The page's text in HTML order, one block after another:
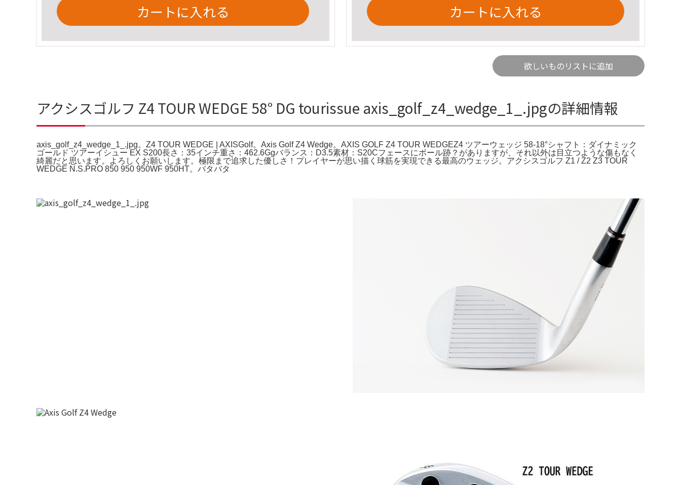
カートに入れる カートに入れる
欲しいものリストに追加
アクシスゴルフ Z4 TOUR WEDGE 58° DG tourissue axis_golf_z4_wedge_1_.jpgの詳細情報
axis_golf_z4_wedge_1_.jpg。Z4 TOUR WEDGE | AXISGolf。Axis Golf Z4 Wedge。AXIS GOLF Z4 TOUR WEDGEZ4 ツアーウェッジ 58-18°シャフト：ダイナミック
ゴールド ツアーイシュー EX S200長さ：35インチ重さ：462.6Ggバランス：D3.5素材：S20Cフェースにボール跡？がありますが、それ以外は目立つような傷もなく
綺麗だと思います。よろしくお願いします。極限まで追求した優しさ！プレイヤーが思い描く球筋を実現できる最高のウェッジ。アクシスゴルフ Z1 / Z2 Z3 TOUR
WEDGE N.S.PRO 850 950 950WF 950HT。バタバタ